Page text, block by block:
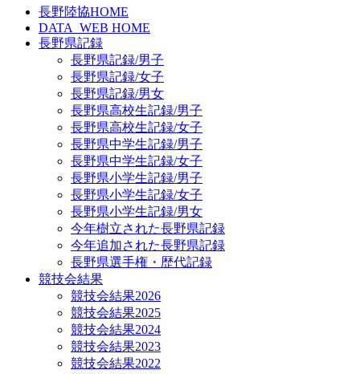
長野陸協HOME
DATA_WEB HOME
長野県記録
長野県記録/男子
長野県記録/女子
長野県記録/男女
長野県高校生記録/男子
長野県高校生記録/女子
長野県中学生記録/男子
長野県中学生記録/女子
長野県小学生記録/男子
長野県小学生記録/女子
長野県小学生記録/男女
今年樹立された長野県記録
今年追加された長野県記録
長野県選手権・歴代記録
競技会結果
競技会結果2026
競技会結果2025
競技会結果2024
競技会結果2023
競技会結果2022